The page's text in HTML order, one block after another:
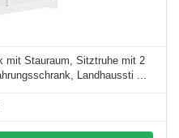
mit Stauraum, Sitztruhe mit 2
Landhaussti ...